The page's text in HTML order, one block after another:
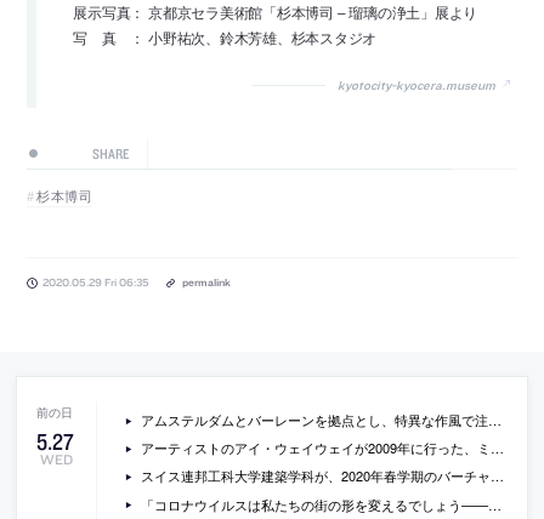
展示写真： 京都京セラ美術館「杉本博司 – 瑠璃の浄土」展より
写 真 ： 小野祐次、鈴木芳雄、杉本スタジオ
kyotocity-kyocera.museum
SHARE
杉本博司
2020.05.29 Fri 06:35 permalink
5.27
WED
アムステルダムとバーレーンを拠点とし、特異な作風で注目されるアンネ・ホルトロップに、オープンを控えるロンドンのマルジェラ新旗艦店の考え方や、教授を務めるETHZでの教育等について聞いているインタビュー
アーティストのアイ・ウェイウェイが2009年に行った、ミース設計のバルセロナパヴィリオンの2つの池の水を、牛乳とコーヒーに入れ替えるというインスタレーション作品の動画
スイス連邦工科大学建築学科が、2020年春学期のバーチャル展示会として特設サイトを公開中
「コロナウイルスは私たちの街の形を変えるでしょう——その方法はまだわかりません」（The Guardian）